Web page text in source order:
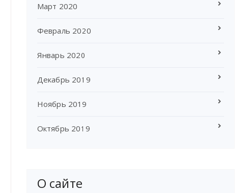
Март 2020
Февраль 2020
Январь 2020
Декабрь 2019
Ноябрь 2019
Октябрь 2019
О сайте